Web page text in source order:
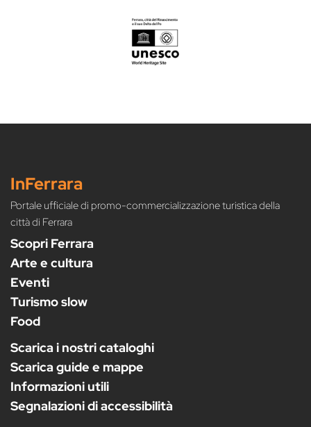
InFerrara
Portale ufficiale di promo-commercializzazione turistica della
città di Ferrara
Scopri Ferrara
Arte e cultura
Eventi
Turismo slow
Food
Scarica i nostri cataloghi
Scarica guide e mappe
Informazioni utili
Segnalazioni di accessibilità